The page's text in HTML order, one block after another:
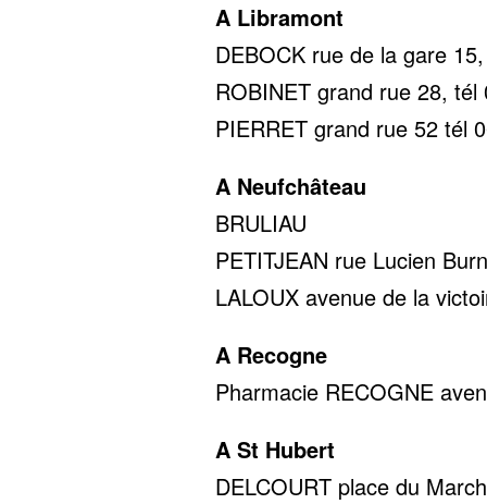
A Libramont
DEBOCK rue de la gare
ROBINET grand rue 28, tél
PIERRET grand rue 52 tél
A Neufchâteau
BRULIAU tél
PETITJEAN rue Lucien
LALOUX avenue de la
A Recogne
Pharmacie RECOGNE
A St Hubert
DELCOURT place du